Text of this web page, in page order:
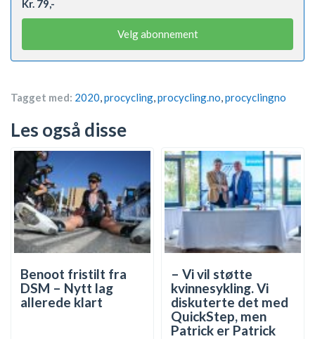
Kr. 79,-
Velg abonnement
Tagget med: 2020,procycling,procycling.no,procyclingno
Les også disse
Benoot fristilt fra
DSM – Nytt lag
allerede klart
– Vi vil støtte
kvinnesykling. Vi
diskuterte det med
QuickStep, men
Patrick er Patrick